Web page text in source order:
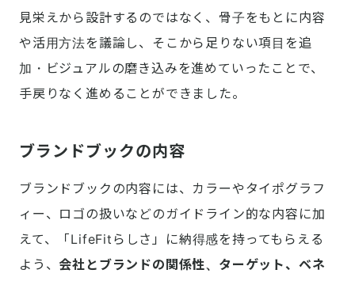
見栄えから設計するのではなく、骨子をもとに内容
や活用方法を議論し、そこから足りない項目を追
加・ビジュアルの磨き込みを進めていったことで、
手戻りなく進めることができました。
ブランドブックの内容
ブランドブックの内容には、カラーやタイポグラフ
ィー、ロゴの扱いなどのガイドライン的な内容に加
えて、「LifeFitらしさ」に納得感を持ってもらえる
よう、 会社とブランドの関係性、ターゲット、ベネ